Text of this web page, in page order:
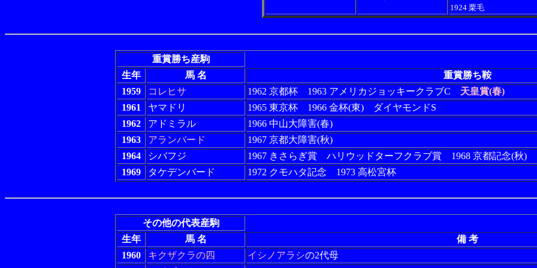
1924 栗毛
重賞勝ち産駒
生年
馬 名
重賞勝ち鞍
1959
コレヒサ 1962 京都杯 1963 アメリカジョッキークラブC 天皇賞(春)
1961
ヤマドリ
1965 東京杯 1966 金杯(東) ダイヤモンドS
1962
アドミラル
1966 中山大障害(春)
1963
アランバード
1967 京都大障害(秋)
1964
シバフジ
1967 きさらぎ賞 ハリウッドターフクラブ賞 1968 京都記念(秋)
1969
タケデンバード 1972 クモハタ記念 1973 高松宮杯
その他の代表産駒
生年
馬 名
備 考
1960
キクザクラの四 イシノアラシの2代母